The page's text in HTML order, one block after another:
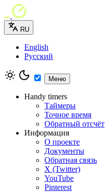
RU
English
Русский
Меню
Handy timers
Таймеры
Точное время
Обратный отсчёт
Информация
О проекте
Документы
Обратная связь
X (Twitter)
YouTube
Pinterest